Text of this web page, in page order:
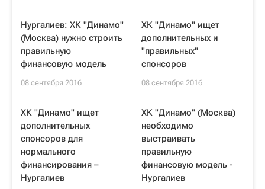
Нургалиев: ХК "Динамо"
(Москва) нужно строить
правильную
финансовую модель
08 сентября 2016
ХК "Динамо" ищет
дополнительных и
"правильных"
спонсоров
08 сентября 2016
ХК "Динамо" ищет
дополнительных
спонсоров для
нормального
финансирования –
Нургалиев
ХК "Динамо" (Москва)
необходимо
выстраивать
правильную
финансовую модель -
Нургалиев